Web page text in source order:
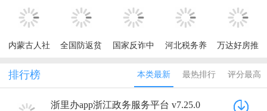
新版本2025
本
版
app
2025
内蒙古人社
证app
全国防返贫
国家反诈中
本2025
河北税务养
app
万达好房推
新版
排行榜 本类最新 最热排行 评分最高
浙里办app浙江政务服务平台 v7.25.0